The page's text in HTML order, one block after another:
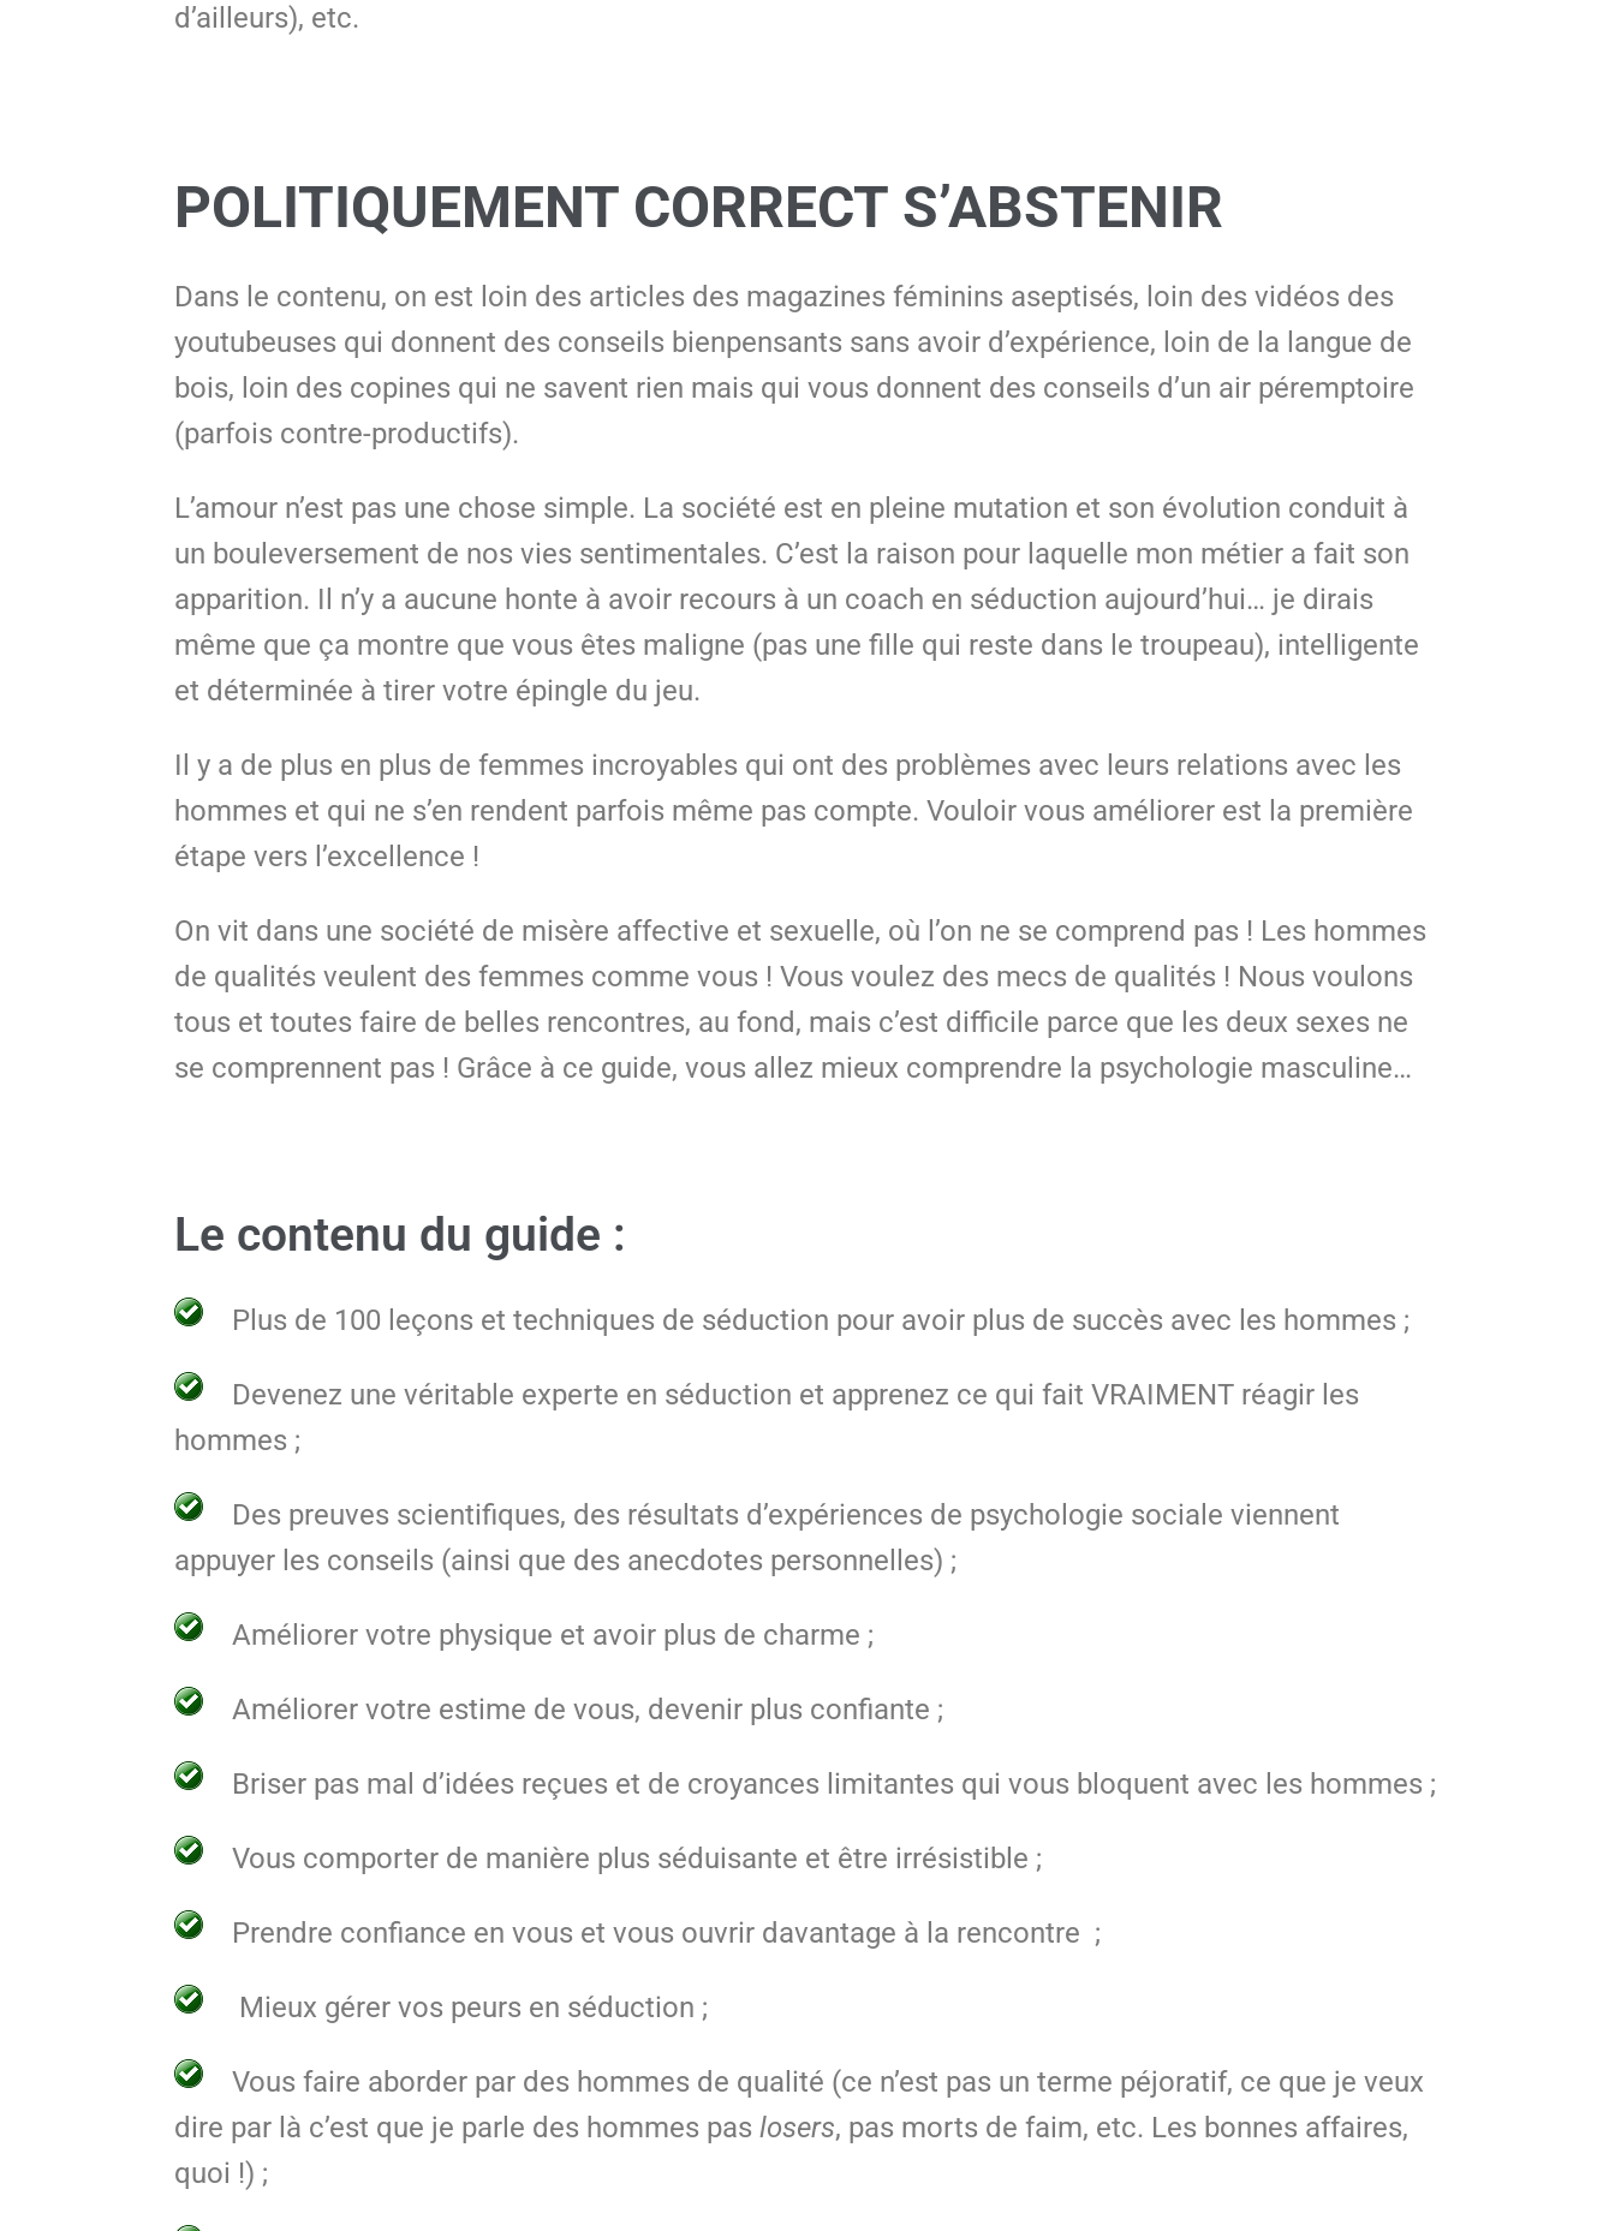
d’ailleurs), etc.
POLITIQUEMENT CORRECT S’ABSTENIR
Dans le contenu, on est loin des articles des magazines féminins aseptisés, loin des vidéos des
youtubeuses qui donnent des conseils bienpensants sans avoir d’expérience, loin de la langue de
bois, loin des copines qui ne savent rien mais qui vous donnent des conseils d’un air péremptoire
(parfois contre-productifs).
L’amour n’est pas une chose simple. La société est en pleine mutation et son évolution conduit à
un bouleversement de nos vies sentimentales. C’est la raison pour laquelle mon métier a fait son
apparition. Il n’y a aucune honte à avoir recours à un coach en séduction aujourd’hui… je dirais
même que ça montre que vous êtes maligne (pas une fille qui reste dans le troupeau), intelligente
et déterminée à tirer votre épingle du jeu.
Il y a de plus en plus de femmes incroyables qui ont des problèmes avec leurs relations avec les
hommes et qui ne s’en rendent parfois même pas compte. Vouloir vous améliorer est la première
étape vers l’excellence !
On vit dans une société de misère affective et sexuelle, où l’on ne se comprend pas ! Les hommes
de qualités veulent des femmes comme vous ! Vous voulez des mecs de qualités ! Nous voulons
tous et toutes faire de belles rencontres, au fond, mais c’est difficile parce que les deux sexes ne
se comprennent pas ! Grâce à ce guide, vous allez mieux comprendre la psychologie masculine…
Le contenu du guide :
Plus de 100 leçons et techniques de séduction pour avoir plus de succès avec les hommes ;
Devenez une véritable experte en séduction et apprenez ce qui fait VRAIMENT réagir les
hommes ;
Des preuves scientifiques, des résultats d’expériences de psychologie sociale viennent
appuyer les conseils (ainsi que des anecdotes personnelles) ;
Améliorer votre physique et avoir plus de charme ;
Améliorer votre estime de vous, devenir plus confiante ;
Briser pas mal d’idées reçues et de croyances limitantes qui vous bloquent avec les hommes ;
Vous comporter de manière plus séduisante et être irrésistible ;
Prendre confiance en vous et vous ouvrir davantage à la rencontre ;
Mieux gérer vos peurs en séduction ;
Vous faire aborder par des hommes de qualité (ce n’est pas un terme péjoratif, ce que je veux
dire par là c’est que je parle des hommes pas losers, pas morts de faim, etc. Les bonnes affaires,
quoi !) ;